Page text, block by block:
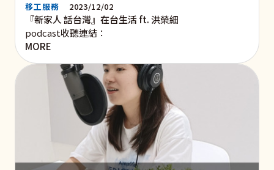
移工服務 2023/12/02
『新家人 話台灣』在台生活 ft. 洪榮細
podcast收聽連結：
MORE